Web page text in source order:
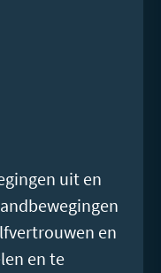
uit en
en
en te